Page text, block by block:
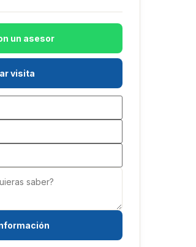
un asesor
visita